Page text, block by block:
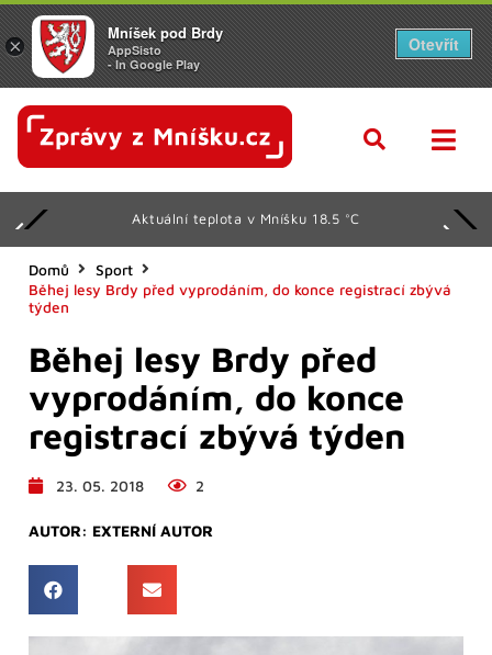
Aktuální teplota v Mníšku 18.5 °C
Domů
Sport
Běhej lesy Brdy před vyprodáním, do konce registrací zbývá
týden
Běhej lesy Brdy před
vyprodáním, do konce
registrací zbývá týden
23. 05. 2018 2
AUTOR: EXTERNÍ AUTOR
×
Mníšek pod Brdy
AppSisto
- In Google Play
Otevřít